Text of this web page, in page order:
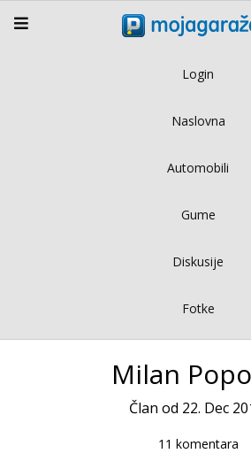
Login
Naslovna
Automobili
Gume
Diskusije
Fotke
Milan
Član od 22. Dec
11 komentara